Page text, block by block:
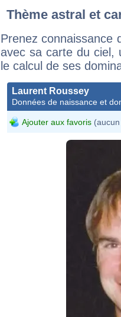
Thème astral et
Prenez connaissance
avec sa carte du ciel,
le calcul de ses
Laurent Roussey
Données de naissance et
Ajouter aux favoris